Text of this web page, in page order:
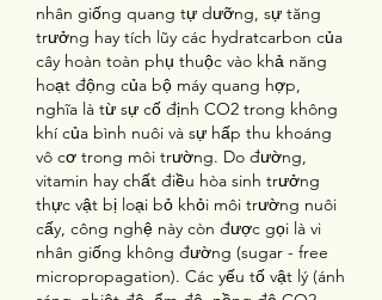
nhân giống quang tự dưỡng, sự tăng
trưởng hay tích lũy các hydratcarbon của
cây hoàn toàn phụ thuộc vào khả năng
hoạt động của bộ máy quang hợp,
nghĩa là từ sự cố định CO2 trong không
khí của bình nuôi và sự hấp thu khoáng
vô cơ trong môi trường. Do đường,
vitamin hay chất điều hòa sinh trưởng
thực vật bị loại bỏ khỏi môi trường nuôi
cấy, công nghệ này còn được gọi là vi
nhân giống không đường (sugar - free
micropropagation). Các yếu tố vật lý (ánh